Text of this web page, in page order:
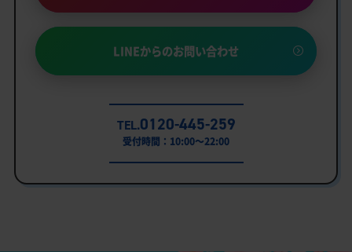
LINEからのお問い合わせ
TEL.0120-445-259
受付時間：10:00～22:00